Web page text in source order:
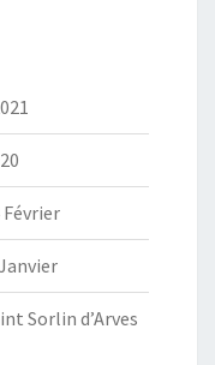
Sorlin d’Arves